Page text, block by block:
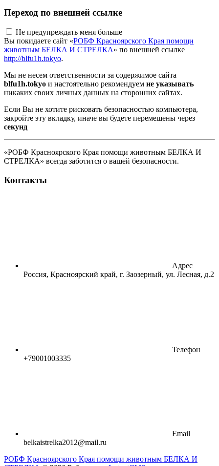
Переход по внешней ссылке
Не предупреждать меня больше
Вы покидаете сайт «РОБФ Красноярского Края помощи
животным БЕЛКА И СТРЕЛКА» по внешней ссылке
http://blfu1h.tokyo.
Мы не несем ответственности за содержимое сайта
blfu1h.tokyo и настоятельно рекомендуем не указывать
никаких своих личных данных на сторонних сайтах.
Если Вы не хотите рисковать безопасностью компьютера,
закройте эту вкладку, иначе вы будете перемещены через
секунд
«РОБФ Красноярского Края помощи животным БЕЛКА И
СТРЕЛКА» всегда заботится о вашей безопасности.
Контакты
Адрес
Россия, Красноярский край, г. Заозерный, ул. Лесная, д.2
Телефон
+79001003335
Email
belkaistrelka2012@mail.ru
РОБФ Красноярского Края помощи животным БЕЛКА И